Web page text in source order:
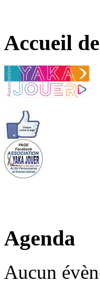
Accueil
Agenda
Aucun